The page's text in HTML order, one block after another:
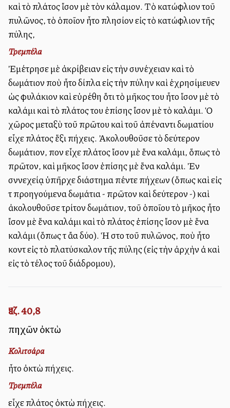
καὶ τὸ πλάτος ἴσον μὲ τὸν κάλαμον. Τὸ κατώφλιον τοῦ
πυλῶνος, τὸ ὁποῖον ἦτο πλησίον εἰς τὸ κατώφλιον τῆς
πύλης,
Τρεμπέλα
Ἐμέτρησε μὲ ἀκρίβειαν εἰς τὴν συνέχειαν καὶ τὸ
δωμάτιον ποὺ ἦτο δίπλα εἰς τὴν πύλην καὶ ἐχρησίμευεν
ὡς φυλάκιον καὶ εὑρέθη ὅτι τὸ μῆκος του ἦτο ἴσον μὲ τὸ
καλάμι καὶ τὸ πλάτος του ἐπίσης ἴσον μὲ τὸ καλάμι. Ὁ
χῶρος μεταξὺ τοῦ πρῶτου καὶ τοῦ ἀπέναντι δωματίου
εἶχε πλάτος ἕξι πήχεις. Ἀκολουθοῦσε τὸ δεύτερον
δωμάτιον, πον εἶχε πλάτος ἴσον μὲ ἕνα καλάμι, ὅπως τὸ
πρῶτον, καὶ μῆκος ἴσον ἐπίσης μὲ ἕνα καλάμι. Ἐν
σννεχείᾳ ὑπῆρχε διάστημα πέντε πήχεων (ὅπως καὶ εἰς
τὰ προηγούμενα δωμάτια - πρῶτον καὶ δεύτερον -) καὶ
ἀκολουθοῦσε τρίτον δωμάτιον, τοῦ ὁποῖου τὸ μῆκος ἦτο
ἴσον μὲ ἕνα καλάμι καὶ τὸ πλάτος ἐπίσης ἴσον μὲ ἕνα
καλάμι (ὅπως τὰ ἄλλα δύο). Ἡ στοὰ τοῦ πυλῶνος, ποὺ ἦτο
κοντὰ εἰς τὸ πλατύσκαλον τῆς πύλης (εἰς τὴν ἀρχὴν ἀλλὰ καὶ
εἰς τὸ τέλος τοῦ διάδρομου),
Ἰεζ. 40,8
πηχῶν ὀκτὼ
Κολιτσάρα
ἦτο ὀκτὼ πήχεις.
Τρεμπέλα
εἶχε πλάτος ὀκτὼ πήχεις.